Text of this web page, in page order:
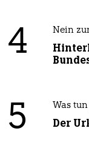
4 Nein
5 Was
Der